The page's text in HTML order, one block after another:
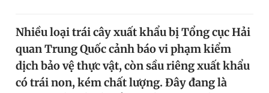
Tin thị trường Tin 360
Video Magazine
Đăng xuất
Nhiều loại trái cây xuất khẩu bị Tổng cục Hải
quan Trung Quốc cảnh báo vi phạm kiểm
dịch bảo vệ thực vật, còn sầu riêng xuất khẩu
có trái non, kém chất lượng. Đây đang là